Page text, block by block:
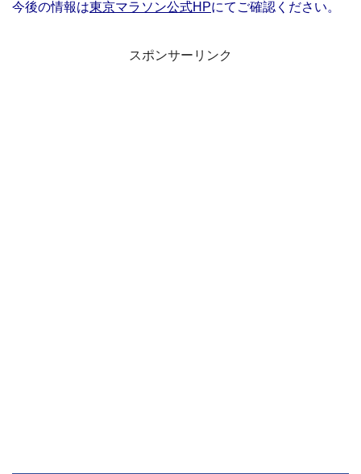
今後の情報は東京マラソン公式HPにてご確認ください。
スポンサーリンク